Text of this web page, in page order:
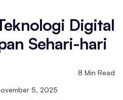
Digital
Sehari-hari
8 Min Read
5, 2025